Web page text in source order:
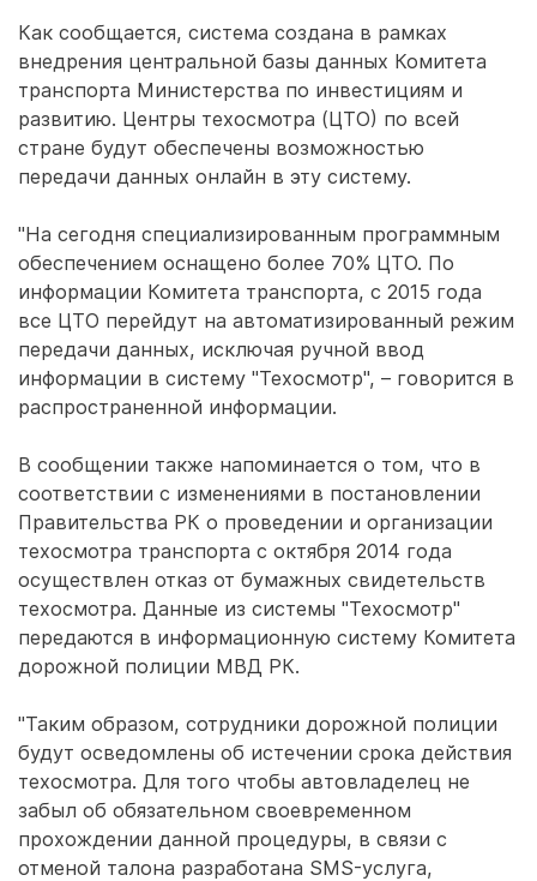
Как сообщается, система создана в рамках
внедрения центральной базы данных Комитета
транспорта Министерства по инвестициям и
развитию. Центры техосмотра (ЦТО) по всей
стране будут обеспечены возможностью
передачи данных онлайн в эту систему.
"На сегодня специализированным программным
обеспечением оснащено более 70% ЦТО. По
информации Комитета транспорта, с 2015 года
все ЦТО перейдут на автоматизированный режим
передачи данных, исключая ручной ввод
информации в систему "Техосмотр", – говорится в
распространенной информации.
В сообщении также напоминается о том, что в
соответствии с изменениями в постановлении
Правительства РК о проведении и организации
техосмотра транспорта с октября 2014 года
осуществлен отказ от бумажных свидетельств
техосмотра. Данные из системы "Техосмотр"
передаются в информационную систему Комитета
дорожной полиции МВД РК.
"Таким образом, сотрудники дорожной полиции
будут осведомлены об истечении срока действия
техосмотра. Для того чтобы автовладелец не
забыл об обязательном своевременном
прохождении данной процедуры, в связи с
отменой талона разработана SMS-услуга,